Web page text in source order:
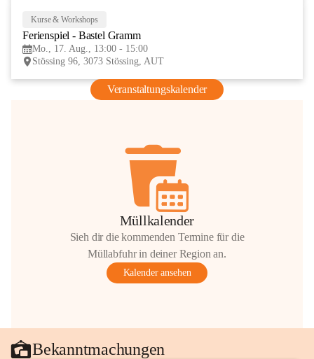
Kurse & Workshops
Ferienspiel - Bastel Gramm
Mo., 17. Aug., 13:00 - 15:00
Stössing 96, 3073 Stössing, AUT
Veranstaltungskalender
Müllkalender
Sieh dir die kommenden Termine für die
Müllabfuhr in deiner Region an.
Kalender ansehen
Bekanntmachungen